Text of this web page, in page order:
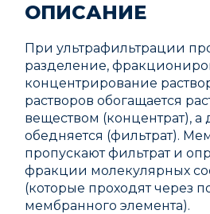
ОПИСАНИЕ
При ультрафильтрации
разделение,
концентрирование
растворов обогащается
веществом (концентрат), а
обедняется (фильтрат).
пропускают фильтрат и
фракции молекулярных
(которые проходят через
мембранного элемента).